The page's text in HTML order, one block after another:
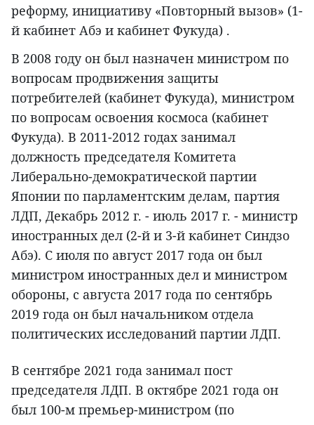
реформу, инициативу «Повторный вызов» (1-
й кабинет Абэ и кабинет Фукуда) .
В 2008 году он был назначен министром по
вопросам продвижения защиты
потребителей (кабинет Фукуда), министром
по вопросам освоения космоса (кабинет
Фукуда). В 2011-2012 годах занимал
должность председателя Комитета
Либерально-демократической партии
Японии по парламентским делам, партия
ЛДП, Декабрь 2012 г. - июль 2017 г. - министр
иностранных дел (2-й и 3-й кабинет Синдзо
Абэ). С июля по август 2017 года он был
министром иностранных дел и министром
обороны, с августа 2017 года по сентябрь
2019 года он был начальником отдела
политических исследований партии ЛДП.
В сентябре 2021 года занимал пост
председателя ЛДП. В октябре 2021 года он
был 100-м премьер-министром (по